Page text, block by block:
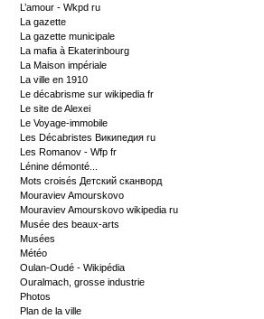
L’amour - Wkpd ru
La gazette
La gazette municipale
La mafia à Ekaterinbourg
La Maison impériale
La ville en 1910
Le décabrisme sur wikipedia fr
Le site de Alexei
Le Voyage-immobile
Les Décabristes Википедия ru
Les Romanov - Wfp fr
Lénine démonté...
Mots croisés Детский сканворд
Mouraviev Amourskovo
Mouraviev Amourskovo wikipedia ru
Musée des beaux-arts
Musées
Météo
Oulan-Oudé - Wikipédia
Ouralmach, grosse industrie
Photos
Plan de la ville